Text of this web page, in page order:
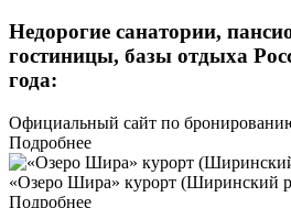
Недорогие санатории,
гостиницы, базы отдыха
года:
Официальный сайт по
Подробнее
«Озеро Шира» курорт (Ширинский
Подробнее